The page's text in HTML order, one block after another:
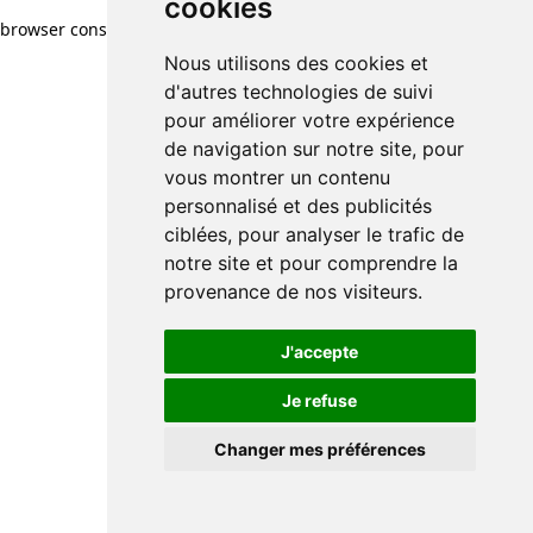
cookies
Nous utilisons des cookies et
d'autres technologies de suivi
pour améliorer votre expérience
de navigation sur notre site, pour
vous montrer un contenu
personnalisé et des publicités
ciblées, pour analyser le trafic de
notre site et pour comprendre la
provenance de nos visiteurs.
J'accepte
Je refuse
Changer mes préférences
browser console for more information)